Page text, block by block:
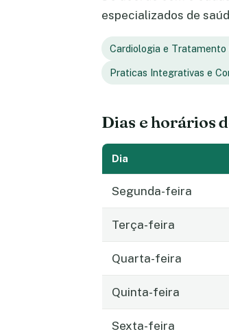
especializados de
Cardiologia e Tratamento
Praticas Integrativas e
Dias e horários
Dia
Segunda-feira
Terça-feira
Quarta-feira
Quinta-feira
Sexta-feira